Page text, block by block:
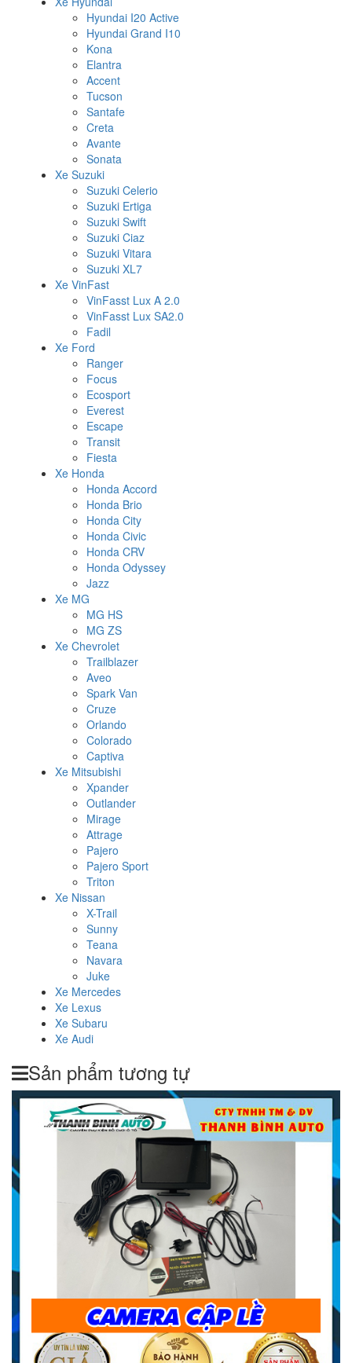
Hyundai I20 Active
Hyundai Grand I10
Kona
Elantra
Accent
Tucson
Santafe
Creta
Avante
Sonata
Xe Suzuki
Suzuki Celerio
Suzuki Ertiga
Suzuki Swift
Suzuki Ciaz
Suzuki Vitara
Suzuki XL7
Xe VinFast
VinFasst Lux A 2.0
VinFasst Lux SA2.0
Fadil
Xe Ford
Ranger
Focus
Ecosport
Everest
Escape
Transit
Fiesta
Xe Honda
Honda Accord
Honda Brio
Honda City
Honda Civic
Honda CRV
Honda Odyssey
Jazz
Xe MG
MG HS
MG ZS
Xe Chevrolet
Trailblazer
Aveo
Spark Van
Cruze
Orlando
Colorado
Captiva
Xe Mitsubishi
Xpander
Outlander
Mirage
Attrage
Pajero
Pajero Sport
Triton
Xe Nissan
X-Trail
Sunny
Teana
Navara
Juke
Xe Mercedes
Xe Lexus
Xe Subaru
Xe Audi
Sản phẩm tương tự